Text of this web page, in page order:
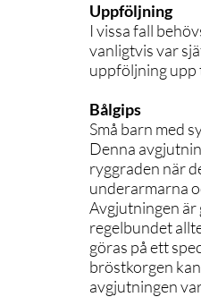
Uppföljning
I vissa fall
vanligtvis var
uppföljning upp
Bålgips
Små barn med
Denna
ryggraden när
underarmarna
Avgjutningen är
regelbundet
göras på ett
bröstkorgen
avgjutningen